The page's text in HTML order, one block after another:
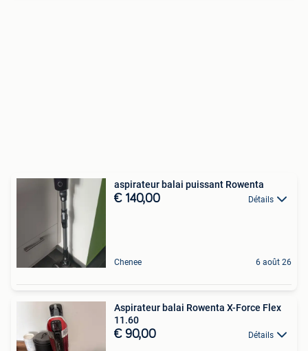
aspirateur balai puissant Rowenta
€ 140,00 Détails
Chenee 6 août 26
Aspirateur balai Rowenta X-Force Flex
11.60
€ 90,00 Détails